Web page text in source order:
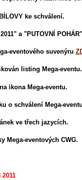
ke schválení.
a "PUTOVNÍ POHÁR"
eventového suvenýru
listing Mega-eventu.
ikona Mega-eventu.
o schválení Mega-
ve třech jazycích.
Mega-eventových CWG.
2011